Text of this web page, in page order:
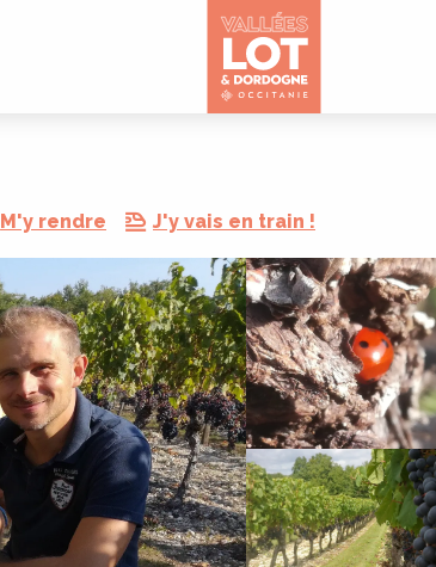
M'y rendre J'y vais en train !